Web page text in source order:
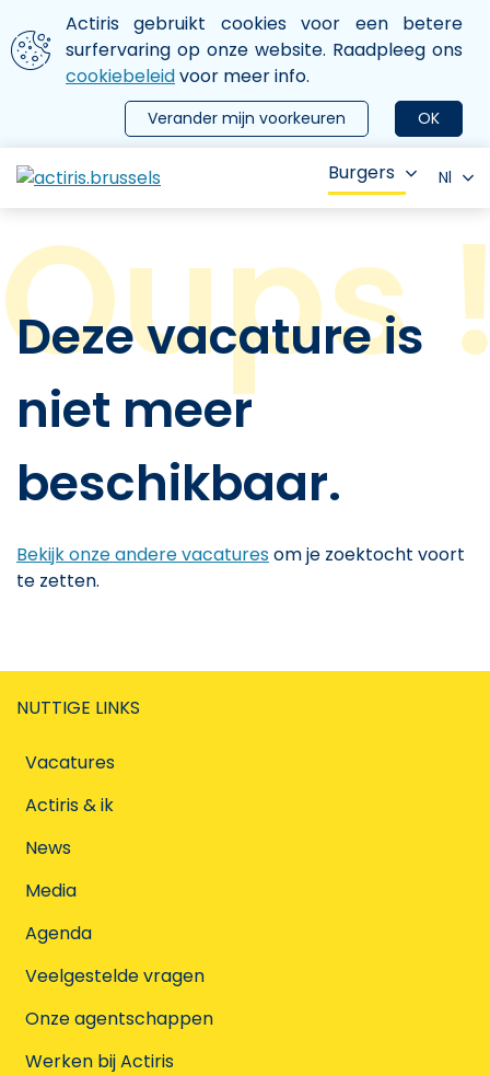
Aller au contenu principal
We gebruiken cookies
Actiris gebruikt cookies voor een betere
surfervaring op onze website. Raadpleeg ons
cookiebeleidvoor meer info.
OK
Verander mijn voorkeuren
le menu
Burgers Nl
Deze vacature is
niet meer
beschikbaar.
Bekijk onze andere vacaturesom je zoektocht voort
te zetten.
NUTTIGE LINKS
Vacatures
Actiris & ik
News
Media
Agenda
Veelgestelde vragen
Onze agentschappen
Werken bij Actiris